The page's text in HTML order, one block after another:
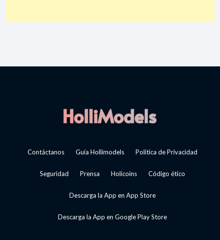
Contáctanos Guía Hollimodels Política de Privacidad
Seguridad Prensa Holicoins Código ético
Descarga la App en App Store
Descarga la App en Google Play Store